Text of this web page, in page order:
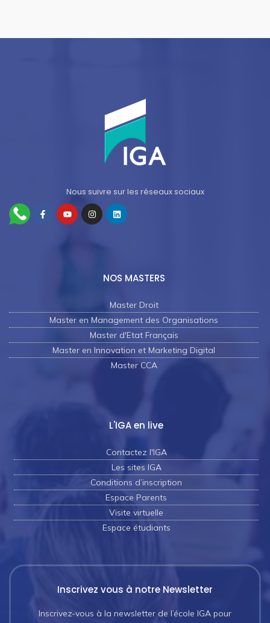
Nous suivre sur les réseaux sociaux
NOS MASTERS
Master Droit
Master en Management des Organisations
Master d'Etat Français
Master en Innovation et Marketing Digital
Master CCA
L'IGA en live
Contactez l'IGA
Les sites IGA
Conditions d’inscription
Espace Parents
Visite virtuelle
Espace étudiants
Inscrivez vous à notre Newsletter
Inscrivez-vous à la newsletter de l’école IGA pour